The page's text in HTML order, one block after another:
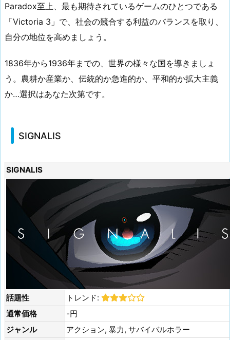
Paradox至上、最も期待されているゲームのひとつである
「Victoria 3」で、社会の競合する利益のバランスを取り、
自分の地位を高めましょう。
1836年から1936年までの、世界の様々な国を導きましょ
う。農耕か産業か、伝統的か急進的か、平和的か拡大主義
か…選択はあなた次第です。
SIGNALIS
SIGNALIS
話題性
トレンド:
通常価格
-円
ジャンル
アクション, 暴力, サバイバルホラー